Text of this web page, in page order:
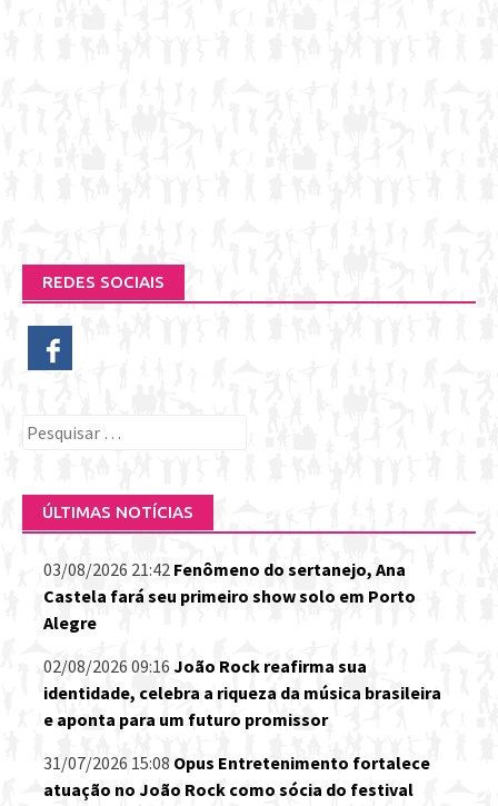
REDES SOCIAIS
Pesquisar
ÚLTIMAS NOTÍCIAS
03/08/2026 21:42 Fenômeno do sertanejo, Ana
Castela fará seu primeiro show solo em Porto
Alegre
02/08/2026 09:16 João Rock reafirma sua
identidade, celebra a riqueza da música brasileira
e aponta para um futuro promissor
31/07/2026 15:08 Opus Entretenimento fortalece
atuação no João Rock como sócia do festival